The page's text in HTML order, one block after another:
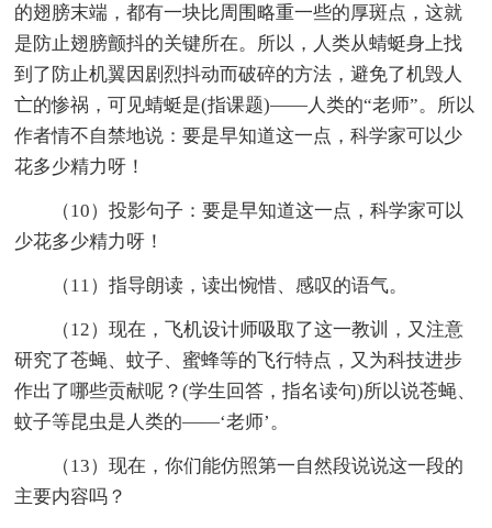
的翅膀末端，都有一块比周围略重一些的厚斑点，这就
是防止翅膀颤抖的关键所在。所以，人类从蜻蜓身上找
到了防止机翼因剧烈抖动而破碎的方法，避免了机毁人
亡的惨祸，可见蜻蜓是(指课题)——人类的“老师”。所以
作者情不自禁地说：要是早知道这一点，科学家可以少
花多少精力呀！
（10）投影句子：要是早知道这一点，科学家可以
少花多少精力呀！
（11）指导朗读，读出惋惜、感叹的语气。
（12）现在，飞机设计师吸取了这一教训，又注意
研究了苍蝇、蚊子、蜜蜂等的飞行特点，又为科技进步
作出了哪些贡献呢？(学生回答，指名读句)所以说苍蝇、
蚊子等昆虫是人类的——‘老师’。
（13）现在，你们能仿照第一自然段说说这一段的
主要内容吗？